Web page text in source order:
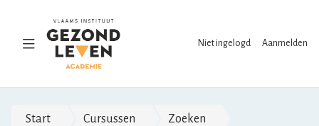
hoofdinhoud
Navigatie
omschakelen
Niet ingelogd Aanmelden
Start Cursussen Zoeken